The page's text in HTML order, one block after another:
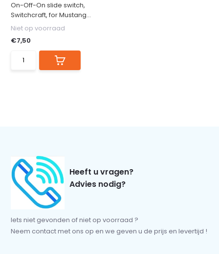
On-Off-On slide switch,
Switchcraft, for Mustang...
Niet op voorraad
€7,50
Heeft u vragen?
Advies nodig?
Iets niet gevonden of niet op voorraad ?
Neem contact met ons op en we geven u de prijs en levertijd !